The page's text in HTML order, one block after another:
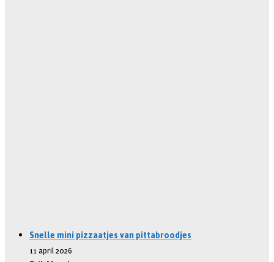
Snelle mini pizzaatjes van pittabroodjes
11 april 2026